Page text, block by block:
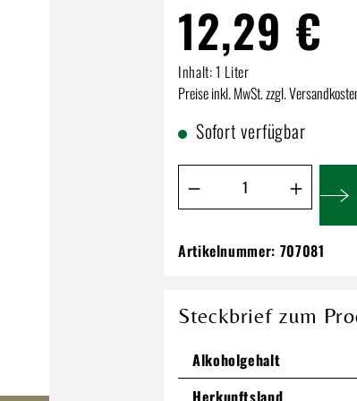
12,29 €
Inhalt:1 Liter
Preise inkl. MwSt. zzgl.
Sofort verfügbar
Produkt Anzahl: Gib
12,29 €
1 Liter
Preise inkl. MwSt. zzgl. Versandkosten
Artikelnummer: 707081
Steckbrief zum
Alkoholgehalt
Herkunftsland